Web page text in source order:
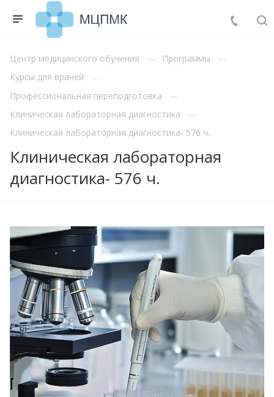
Центр медицинского обучения
Программы
Курсы для врачей
Профессиональная переподготовка
Клиническая лабораторная диагностика
Клиническая лабораторная диагностика- 576 ч.
Клиническая лабораторная
диагностика- 576 ч.